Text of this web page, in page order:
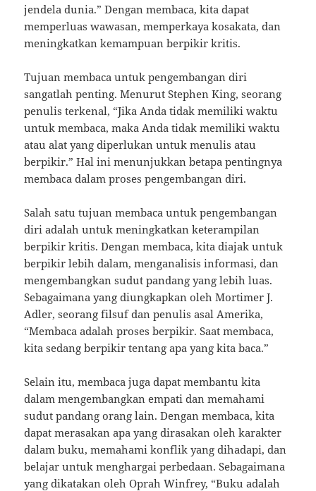
jendela dunia.” Dengan membaca, kita dapat
memperluas wawasan, memperkaya kosakata, dan
meningkatkan kemampuan berpikir kritis.
Tujuan membaca untuk pengembangan diri
sangatlah penting. Menurut Stephen King, seorang
penulis terkenal, “Jika Anda tidak memiliki waktu
untuk membaca, maka Anda tidak memiliki waktu
atau alat yang diperlukan untuk menulis atau
berpikir.” Hal ini menunjukkan betapa pentingnya
membaca dalam proses pengembangan diri.
Salah satu tujuan membaca untuk pengembangan
diri adalah untuk meningkatkan keterampilan
berpikir kritis. Dengan membaca, kita diajak untuk
berpikir lebih dalam, menganalisis informasi, dan
mengembangkan sudut pandang yang lebih luas.
Sebagaimana yang diungkapkan oleh Mortimer J.
Adler, seorang filsuf dan penulis asal Amerika,
“Membaca adalah proses berpikir. Saat membaca,
kita sedang berpikir tentang apa yang kita baca.”
Selain itu, membaca juga dapat membantu kita
dalam mengembangkan empati dan memahami
sudut pandang orang lain. Dengan membaca, kita
dapat merasakan apa yang dirasakan oleh karakter
dalam buku, memahami konflik yang dihadapi, dan
belajar untuk menghargai perbedaan. Sebagaimana
yang dikatakan oleh Oprah Winfrey, “Buku adalah